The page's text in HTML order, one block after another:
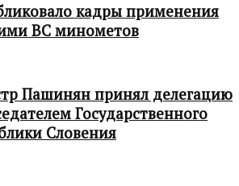
кадры применения
ВС минометов
Пашинян принял делегацию
Государственного
Словения